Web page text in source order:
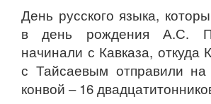
День русского языка,
в день рождения А.С.
начинали с Кавказа, откуда
с Тайсаевым отправили
конвой – 16